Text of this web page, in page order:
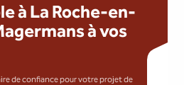
à La Roche-en-
à vos
de confiance pour votre projet de